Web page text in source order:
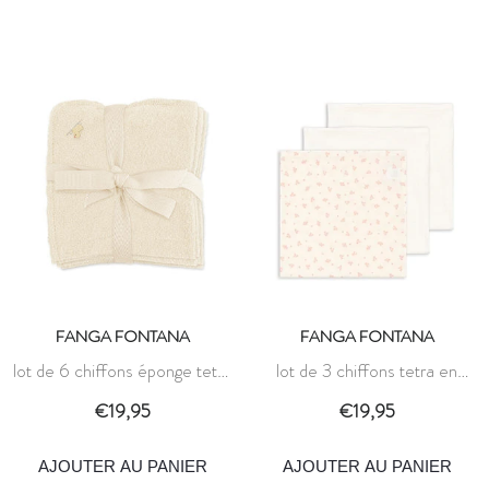
FANGA FONTANA
lot de 6 chiffons éponge tetra
figo - blanc antique - fanga
fontana
€19,95
AJOUTER AU PANIER
FANGA FONTANA
lot de 3 chiffons tetra en
mousseline bellini - ilmia -
fanga fontana
€19,95
AJOUTER AU PANIER